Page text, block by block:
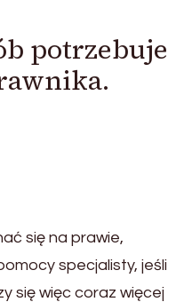
potrzebuje
się na prawie,
specjalisty, jeśli
się więc coraz więcej